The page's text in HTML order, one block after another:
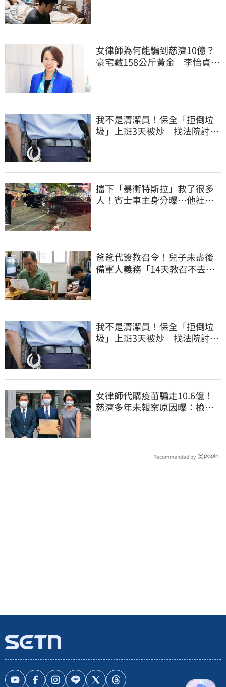
女律師為何能騙到慈濟10億？
豪宅藏158公斤黃金 李怡貞驚
我不是清潔員！保全「拒倒垃
圾」上班3天被炒 找法院討公
擋下「暴衝特斯拉」救了很多
人！賓士車主身分曝…他社群
爸爸代簽教召令！兒子未盡後
備軍人義務「14天教召不去」
我不是清潔員！保全「拒倒垃
圾」上班3天被炒 找法院討公
女律師代購疫苗騙走10.6億！
慈濟多年未報案原因曝：檢警
Recommended by